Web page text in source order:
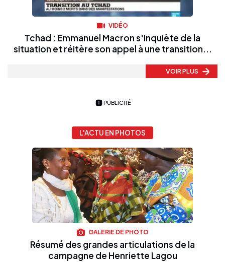
VIDÉO
Tchad : Emmanuel Macron s'inquiète de la
situation et réitère son appel à une transition...
VOIR PLUS
PUBLICITÉ
L'ACTU EN PHOTOS
GALERIE DE PHOTO
Résumé des grandes articulations de la
campagne de Henriette Lagou